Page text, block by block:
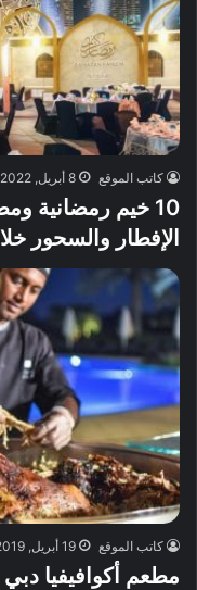
كاتب الموقع 8 أبريل, 2022
10 خيم رمضانية
الإفطار والسحور
كاتب الموقع 19 أبريل, 2019
مطعم أكوافيفيا